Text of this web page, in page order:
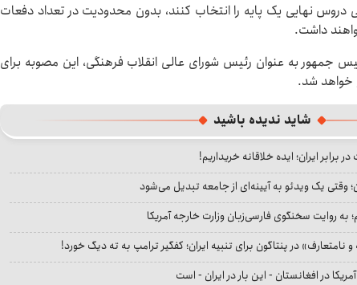
دروس نهایی یک پایه را انتخاب کنند، بدون محدودیت در تعداد دفعات
داشت.
جمهور به عنوان رئیس شورای عالی انقلاب فرهنگی، این مصوبه برای
خواهد شد.
شاید ندیده باشید
برابر ایران؛ ایده خلاقانه خریداریم!
وقتی یک ویدئو به آیینه‌ای از جامعه تبدیل می‌شود
روایت سخنگوی فارسی‌زبان وزارت خارجه آمریکا
نامتعارف» در پنتاگون برای تنبیه ایران؛ کفگیر ترامپ به ته دیگ خورد!
در افغانستان - این بار در ایران - است